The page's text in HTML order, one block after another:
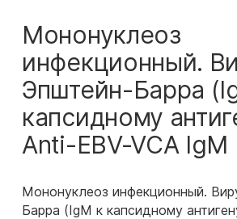
Мононуклеоз
инфекционный.
Эпштейн-Барра
капсидному
Anti-EBV-VCA IgM
Мононуклеоз инфекционный.
Барра (IgM к капсидному